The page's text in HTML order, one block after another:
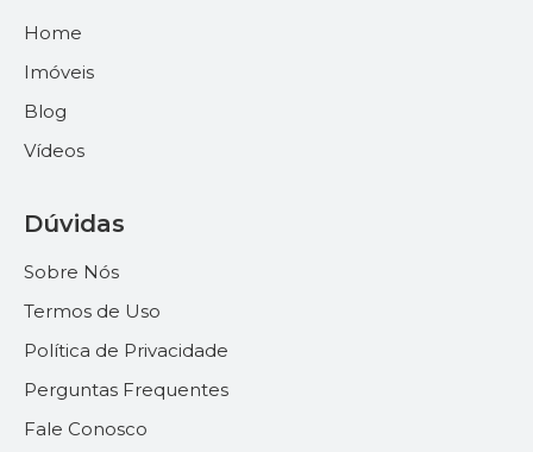
Home
Imóveis
Blog
Vídeos
Dúvidas
Sobre Nós
Termos de Uso
Política de Privacidade
Perguntas Frequentes
Fale Conosco